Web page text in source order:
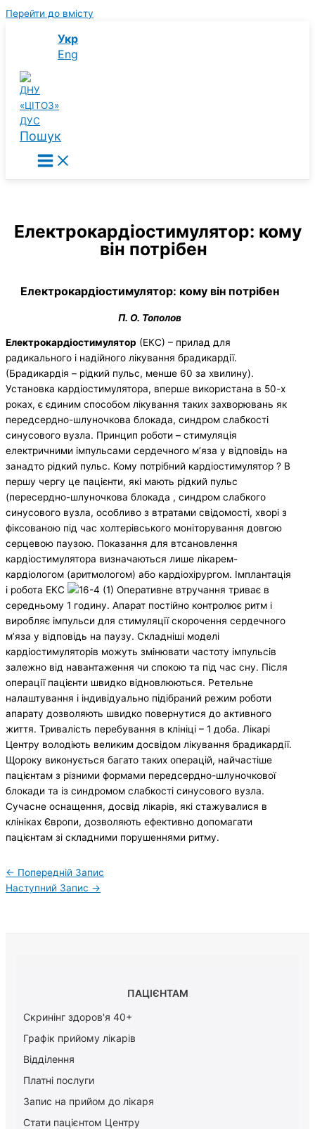
Перейти до вмісту
Укр
Eng
Пошук
Електрокардіостимулятор: кому
він потрібен
Електрокардіостимулятор: кому він потрібен
П. О. Тополов
Електрокардіостимулятор (ЕКС) – прилад для
радикального і надійного лікування брадикардії.
(Брадикардія – рідкий пульс, менше 60 за хвилину).
Установка кардіостимулятора, вперше використана в 50-х
роках, є єдиним способом лікування таких захворювань як
передсердно-шлуночкова блокада, синдром слабкості
синусового вузла. Принцип роботи – стимуляція
електричними імпульсами сердечного м’яза у відповідь на
занадто рідкий пульс. Кому потрібний кардіостимулятор ? В
першу чергу це пацієнти, які мають рідкий пульс
(пересердно-шлуночкова блокада , синдром слабкого
синусового вузла, особливо з втратами свідомості, хворі з
фіксованою під час холтерівського моніторування довгою
серцевою паузою. Показання для втсановлення
кардіостимулятора визначаються лише лікарем-
кардіологом (аритмологом) або кардіохірургом. Імплантація
і робота ЕКС
Оперативне втручання триває в
середньому 1 годину. Апарат постійно контролює ритм і
виробляє імпульси для стимуляції скорочення сердечного
м’яза у відповідь на паузу. Складніші моделі
кардіостимуляторів можуть змінювати частоту імпульсів
залежно від навантаження чи спокою та під час сну. Після
операції пацієнти швидко відновлюються. Ретельне
налаштування і індивідуально підібраний режим роботи
апарату дозволяють швидко повернутися до активного
життя. Тривалість перебування в клініці – 1 доба. Лікарі
Центру володіють великим досвідом лікування брадикардії.
Щороку виконується багато таких операцій, найчастіше
пацієнтам з різними формами передсердно-шлуночкової
блокади та із синдромом слабкості синусового вузла.
Сучасне оснащення, досвід лікарів, які стажувалися в
клініках Європи, дозволяють ефективно допомагати
пацієнтам зі складними порушеннями ритму.
← Попередній Запис
Наступний Запис →
ПАЦІЄНТАМ
Скринінг здоров'я 40+
Графік прийому лікарів
Відділення
Платні послуги
Запис на прийом до лікаря
Стати пацієнтом Центру